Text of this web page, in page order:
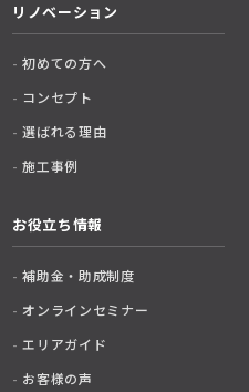
リノベーション
初めての方へ
コンセプト
選ばれる理由
施工事例
お役立ち情報
補助金・助成制度
オンラインセミナー
エリアガイド
お客様の声